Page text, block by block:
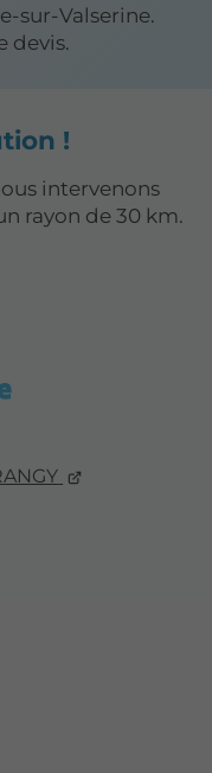
sur-Valserine.
devis.
!
intervenons
rayon de 30 km.